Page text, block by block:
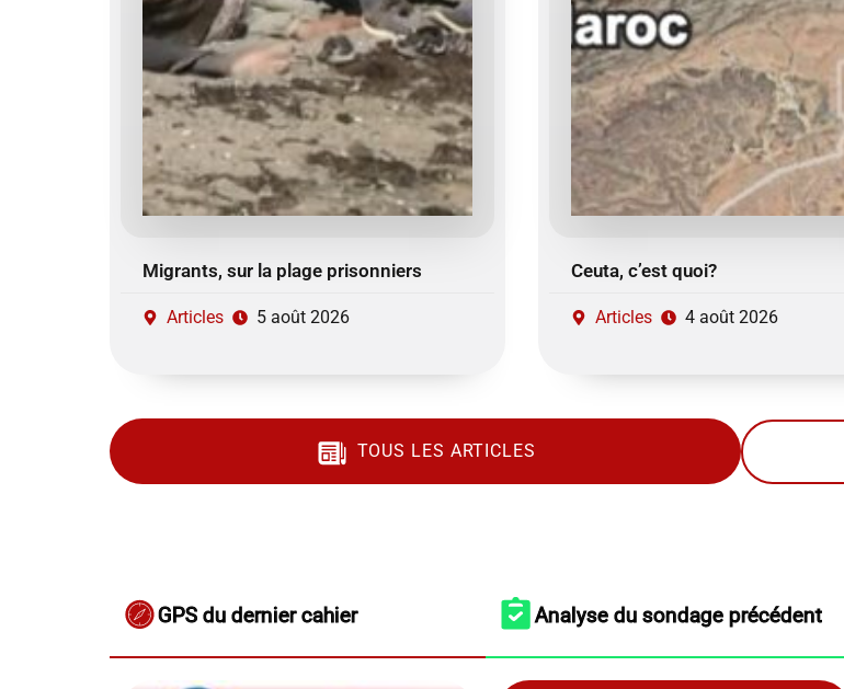
Migrants, sur la plage prisonniers
Articles 5 août 2026
Ceuta, c’est quoi?
Articles 4 août 2026
TOUS LES ARTICLES
GPS du dernier cahier Analyse du sondage précédent